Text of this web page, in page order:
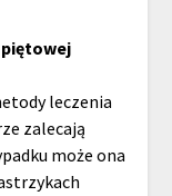
leczenia
zalecają
może ona